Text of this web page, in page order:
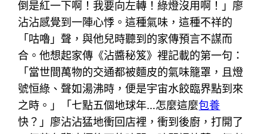
倒是紅一下啊！我要向左轉！綠燈沒用啊！」廖
沾沾感覺到一陣心悸。這種氣味，這種不祥的
「咕嚕」聲，與他兒時聽到的家傳預言不謀而
合。他想起家傳《沾醬秘笈》裡記載的第一句：
「當世間萬物的交通都被麵皮的氣味籠罩，且燈
號恒綠、聲如湯沸時，便是宇宙水餃臨界點到來
之時。」「七點五個地球年…怎麼這麼包養
快？」廖沾沾猛地衝回店裡，衝到後廚，打開了